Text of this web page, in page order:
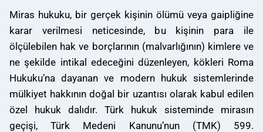
Miras hukuku, bir gerçek kişinin ölümü veya gaipliğine
karar verilmesi neticesinde, bu kişinin para ile
ölçülebilen hak ve borçlarının (malvarlığının) kimlere ve
ne şekilde intikal edeceğini düzenleyen, kökleri Roma
Hukuku’na dayanan ve modern hukuk sistemlerinde
mülkiyet hakkının doğal bir uzantısı olarak kabul edilen
özel hukuk dalıdır. Türk hukuk sisteminde mirasın
geçişi, Türk Medeni Kanunu’nun (TMK) 599.